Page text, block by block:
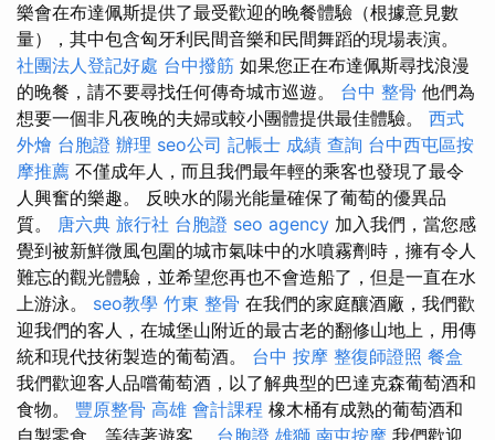
樂會在布達佩斯提供了最受歡迎的晚餐體驗（根據意見數
量），其中包含匈牙利民間音樂和民間舞蹈的現場表演。
社團法人登記好處 台中撥筋 如果您正在布達佩斯尋找浪漫
的晚餐，請不要尋找任何傳奇城市巡遊。 台中 整骨 他們為
想要一個非凡夜晚的夫婦或較小團體提供最佳體驗。 西式
外燴 台胞證 辦理 seo公司 記帳士 成績 查詢 台中西屯區按
摩推薦 不僅成年人，而且我們最年輕的乘客也發現了最令
人興奮的樂趣。 反映水的陽光能量確保了葡萄的優異品
質。 唐六典 旅行社 台胞證 seo agency 加入我們，當您感
覺到被新鮮微風包圍的城市氣味中的水噴霧劑時，擁有令人
難忘的觀光體驗，並希望您再也不會造船了，但是一直在水
上游泳。 seo教學 竹東 整骨 在我們的家庭釀酒廠，我們歡
迎我們的客人，在城堡山附近的最古老的翻修山地上，用傳
統和現代技術製造的葡萄酒。 台中 按摩 整復師證照 餐盒
我們歡迎客人品嚐葡萄酒，以了解典型的巴達克森葡萄酒和
食物。 豐原整骨 高雄 會計課程 橡木桶有成熟的葡萄酒和
自製零食，等待著遊客。 台胞證 雄獅 南屯按摩 我們歡迎